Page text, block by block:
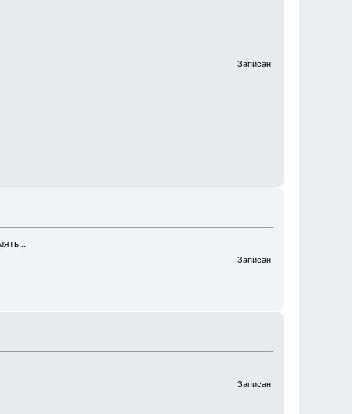
Записан
Записан
Записан